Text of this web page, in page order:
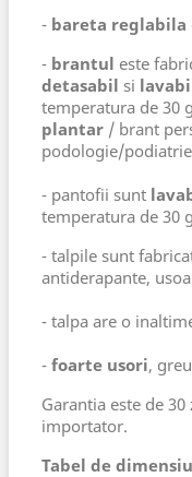
- bareta reglabila
- brantul este
detasabil si
temperatura de 30
plantar / brant
podologie/
- pantofii sunt
temperatura de 30
- talpile sunt
antiderapante,
- talpa are o
- foarte usori,
Garantia este de
importator.
Tabel de